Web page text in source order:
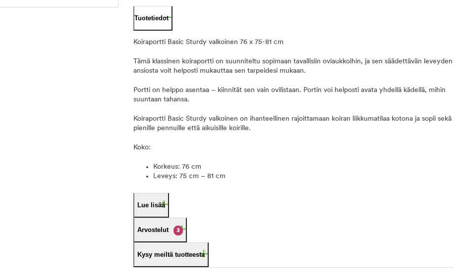
Tuotetiedot
Koiraportti Basic Sturdy valkoinen 76 x 75-81 cm
Tämä klassinen koiraportti on suunniteltu sopimaan tavallisiin oviaukkoihin, ja sen säädettävän leveyden
ansiosta voit helposti mukauttaa sen tarpeidesi mukaan.
Portti on helppo asentaa – kiinnität sen vain ovilistaan. Portin voi helposti avata yhdellä kädellä, mihin
suuntaan tahansa.
Koiraportti Basic Sturdy valkoinen on ihanteellinen rajoittamaan koiran liikkumatilaa kotona ja sopii sekä
pienille pennuille että aikuisille koirille.
Koko:
Korkeus: 76 cm
Leveys: 75 cm – 81 cm
Lue lisää
Arvostelut 3
Kysy meiltä tuotteesta